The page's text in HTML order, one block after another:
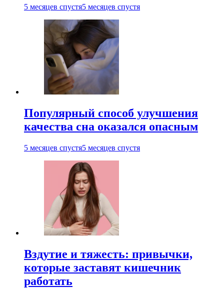
5 месяцев спустя5 месяцев спустя
Популярный способ улучшения
качества сна оказался опасным
5 месяцев спустя5 месяцев спустя
Вздутие и тяжесть: привычки,
которые заставят кишечник
работать